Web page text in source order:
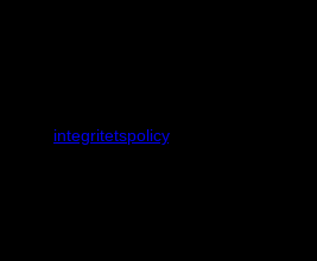
integritetspolicy.